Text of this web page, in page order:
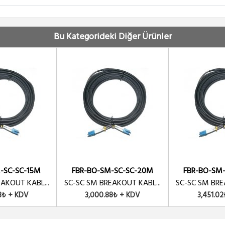
40 MT
Ürün No : U1342
35 MT
30 MT
Ürün No : U1340
Ürün No : U1339
20 MT
Ürün No : U1338
Bu Kategorideki Diğer Ürünler
SC-15M
KABL...
+ KDV
FBR-BO-SM-SC-SC-20M
SC-SC SM BREAKOUT KABL...
3,000.88₺ + KDV
FBR-BO-
SC-SC SM